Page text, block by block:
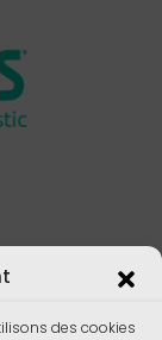
des cookies